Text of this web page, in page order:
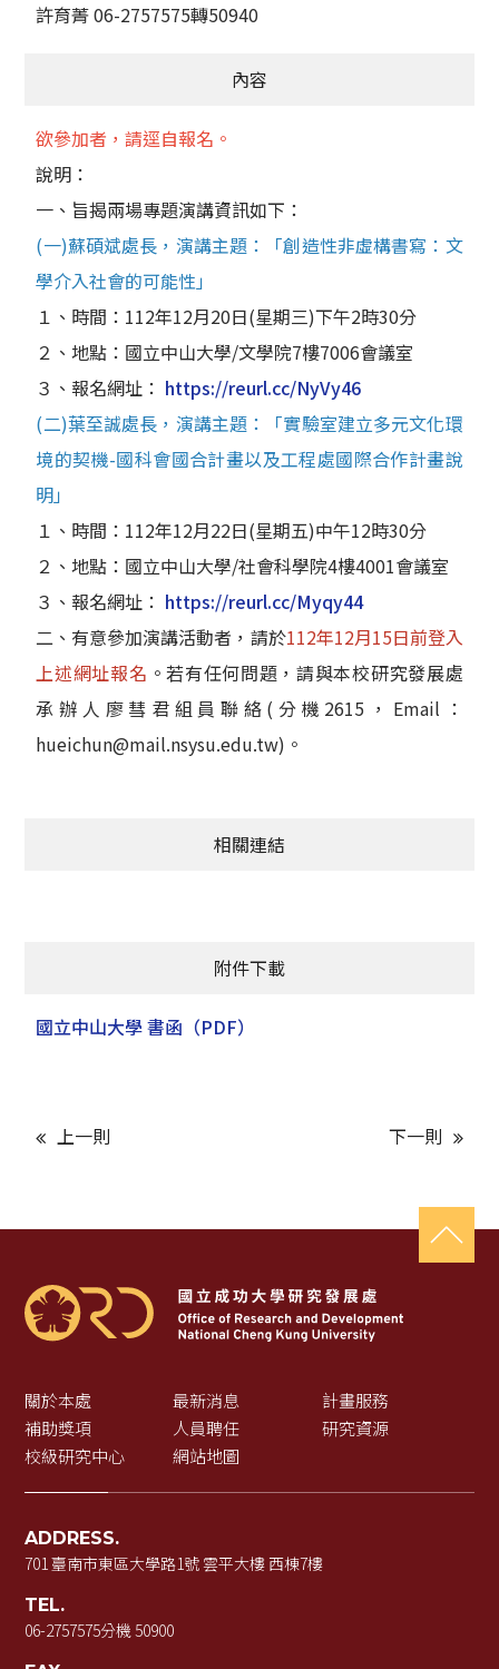
許育菁 06-2757575轉50940
內容
欲參加者，請逕自報名。
說明：
一、旨揭兩場專題演講資訊如下：
(一)蘇碩斌處長，演講主題：「創造性非虛構書寫：文
學介入社會的可能性」
１、時間：112年12月20日(星期三)下午2時30分
２、地點：國立中山大學/文學院7樓7006會議室
３、報名網址： https://reurl.cc/NyVy46
(二)葉至誠處長，演講主題：「實驗室建立多元文化環
境的契機-國科會國合計畫以及工程處國際合作計畫說
明」
１、時間：112年12月22日(星期五)中午12時30分
２、地點：國立中山大學/社會科學院4樓4001會議室
３、報名網址： https://reurl.cc/Myqy44
二、有意參加演講活動者，請於112年12月15日前登入
上述網址報名 。若有任何問題，請與本校研究發展處
承辦人廖彗君組員聯絡(分機2615，Email：
hueichun@mail.nsysu.edu.tw)。
相關連結
附件下載
國立中山大學 書函 （PDF）
上一則 下一則
關於本處 最新消息
計畫服務
補助獎項
人員聘任
研究資源
校級研究中心
網站地圖
ADDRESS.
701 臺南市東區大學路1號 雲平大樓 西棟7樓
TEL.
06-2757575分機 50900